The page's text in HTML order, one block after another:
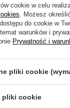
cookie w celu
. Możesz
do cookie w
warunków i
Prywatność i
pliki cookie
pliki cookie